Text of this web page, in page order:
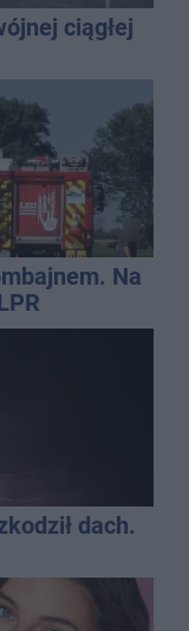
ciągłej
Na
dach.